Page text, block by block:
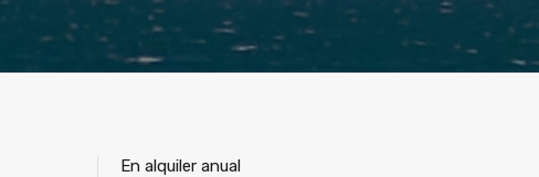
En alquiler anual